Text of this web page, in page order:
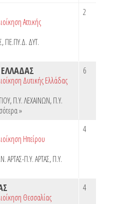
Αττικής
,ΠΕ.ΠΥ.Δ. ΔΥΤ.
2
Δυτικής Ελλάδας
,Π.Υ. ΛΕΧΑΙΝΩΝ,Π.Υ.
»
6
Ηπείρου
ΑΡΤΑΣ-Π.Υ. ΑΡΤΑΣ,Π.Υ.
4
Θεσσαλίας
4